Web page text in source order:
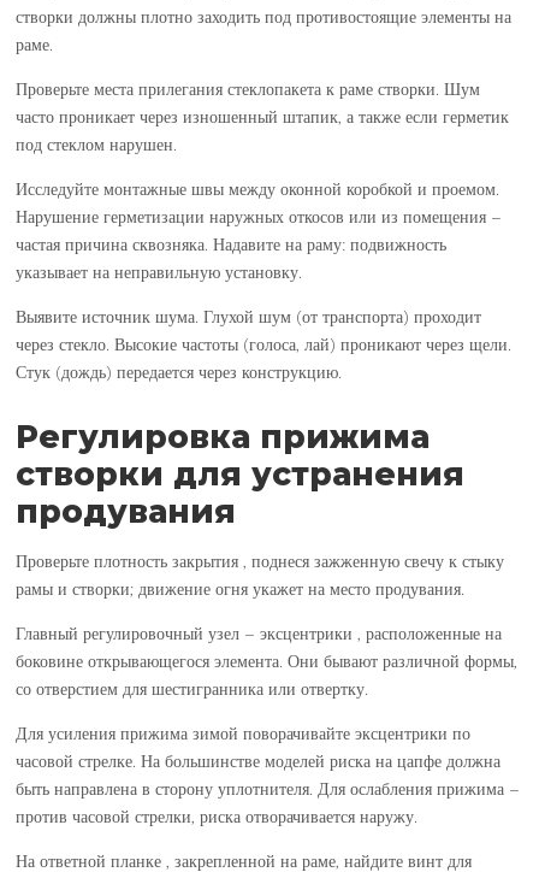
створки должны плотно заходить под противостоящие элементы на
раме.
Проверьте места прилегания стеклопакета к раме створки. Шум
часто проникает через изношенный штапик, а также если герметик
под стеклом нарушен.
Исследуйте монтажные швы между оконной коробкой и проемом.
Нарушение герметизации наружных откосов или из помещения –
частая причина сквозняка. Надавите на раму: подвижность
указывает на неправильную установку.
Выявите источник шума. Глухой шум (от транспорта) проходит
через стекло. Высокие частоты (голоса, лай) проникают через щели.
Стук (дождь) передается через конструкцию.
Регулировка прижима
створки для устранения
продувания
Проверьте плотность закрытия , поднеся зажженную свечу к стыку
рамы и створки; движение огня укажет на место продувания.
Главный регулировочный узел – эксцентрики , расположенные на
боковине открывающегося элемента. Они бывают различной формы,
со отверстием для шестигранника или отвертку.
Для усиления прижима зимой поворачивайте эксцентрики по
часовой стрелке. На большинстве моделей риска на цапфе должна
быть направлена в сторону уплотнителя. Для ослабления прижима –
против часовой стрелки, риска отворачивается наружу.
На ответной планке , закрепленной на раме, найдите винт для